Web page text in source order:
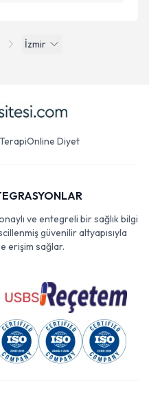
İzmir
Online Diyet
ve entegreli bir sağlık bilgi
güvenilir altyapısıyla
erişim sağlar.